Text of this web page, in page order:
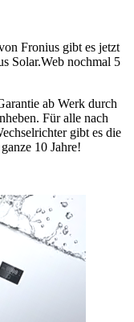
Fronius gibt es jetzt
Solar.Web nochmal 5
ab Werk durch
Für alle nach
gibt es die
10 Jahre!